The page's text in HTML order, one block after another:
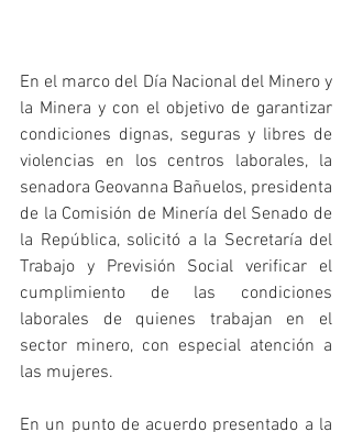
En el marco del Día Nacional del Minero y
la Minera y con el objetivo de garantizar
condiciones dignas, seguras y libres de
violencias en los centros laborales, la
senadora Geovanna Bañuelos, presidenta
de la Comisión de Minería del Senado de
la República, solicitó a la Secretaría del
Trabajo y Previsión Social verificar el
cumplimiento de las condiciones
laborales de quienes trabajan en el
sector minero, con especial atención a
las mujeres.
En un punto de acuerdo presentado a la